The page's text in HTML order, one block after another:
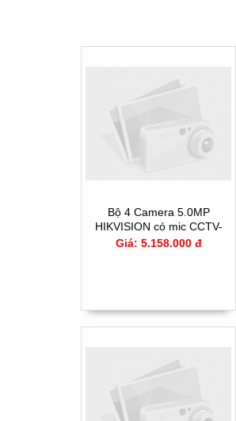
Bộ 4 Camera 5.0MP
HIKVISION có mic CCTV-
56H0T-4
Giá: 5.158.000 đ